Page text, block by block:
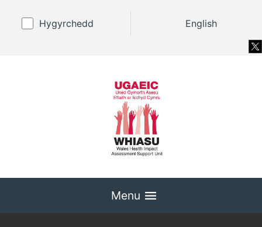
Hygyrchedd English
Menu